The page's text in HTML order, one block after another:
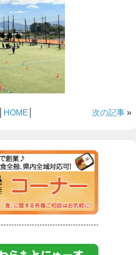
HOME 次の記事 »